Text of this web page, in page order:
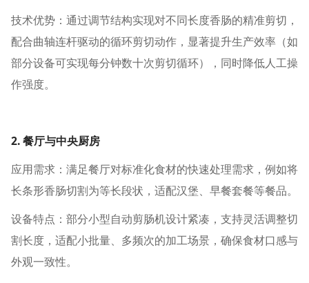
技术优势：通过调节结构实现对不同长度香肠的精准剪切，
配合曲轴连杆驱动的循环剪切动作，显著提升生产效率（如
部分设备可实现每分钟数十次剪切循环），同时降低人工操
作强度。
2. 餐厅与中央厨房
应用需求：满足餐厅对标准化食材的快速处理需求，例如将
长条形香肠切割为等长段状，适配汉堡、早餐套餐等餐品。
设备特点：部分小型自动剪肠机设计紧凑，支持灵活调整切
割长度，适配小批量、多频次的加工场景，确保食材口感与
外观一致性。